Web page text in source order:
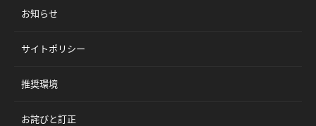
お知らせ
サイトポリシー
推奨環境
お詫びと訂正